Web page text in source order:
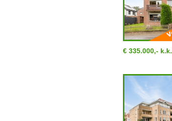
€ 335.000,- k.k.